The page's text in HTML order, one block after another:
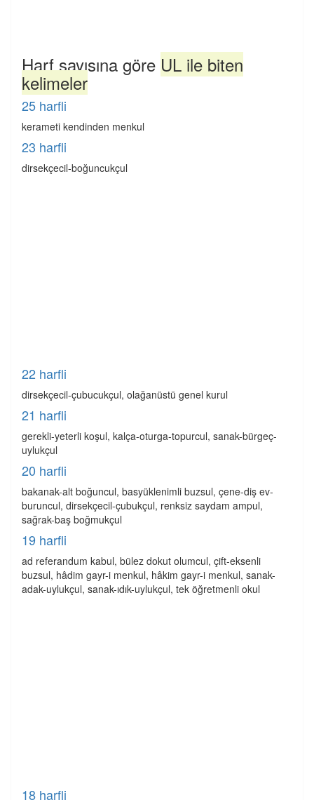
Harf sayısına göre UL ile biten
kelimeler
25 harfli
kerameti kendinden menkul
23 harfli
dirsekçecil-boğuncukçul
22 harfli
dirsekçecil-çubucukçul, olağanüstü genel kurul
21 harfli
gerekli-yeterli koşul, kalça-oturga-topurcul, sanak-bürgeç-
uylukçul
20 harfli
bakanak-alt boğuncul, basyüklenimli buzsul, çene-diş ev-
buruncul, dirsekçecil-çubukçul, renksiz saydam ampul,
sağrak-baş boğmukçul
19 harfli
ad referandum kabul, bülez dokut olumcul, çift-eksenli
buzsul, hâdim gayr-i menkul, hâkim gayr-i menkul, sanak-
adak-uylukçul, sanak-ıdık-uylukçul, tek öğretmenli okul
18 harfli